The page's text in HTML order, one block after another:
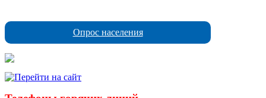
Опрос населения